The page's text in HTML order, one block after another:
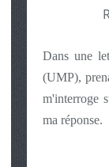
Dans une
(UMP),
m'interroge
ma réponse.